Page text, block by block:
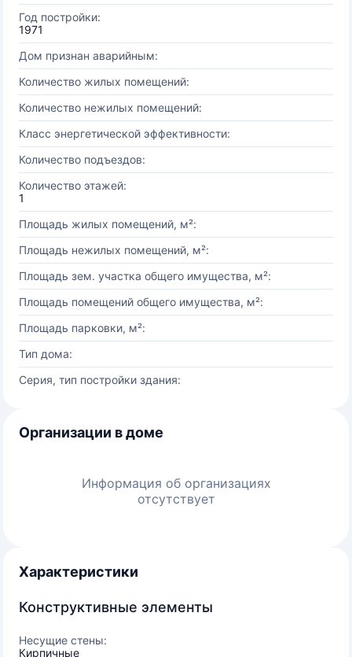
Год постройки:
1971
Дом признан аварийным:
Количество жилых помещений:
Количество нежилых помещений:
Класс энергетической эффективности:
Количество подъездов:
Количество этажей:
1
Площадь жилых помещений, м²:
Площадь нежилых помещений, м²:
Площадь зем. участка общего имущества, м²:
Площадь помещений общего имущества, м²:
Площадь парковки, м²:
Тип дома:
Серия, тип постройки здания:
Организации в доме
Информация об организациях
отсутствует
Характеристики
Конструктивные элементы
Несущие стены:
Кирпичные